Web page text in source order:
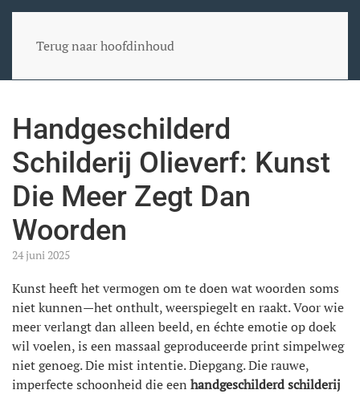
Terug naar hoofdinhoud
Handgeschilderd
Schilderij Olieverf: Kunst
Die Meer Zegt Dan
Woorden
24 juni 2025
Kunst heeft het vermogen om te doen wat woorden soms
niet kunnen—het onthult, weerspiegelt en raakt. Voor wie
meer verlangt dan alleen beeld, en échte emotie op doek
wil voelen, is een massaal geproduceerde print simpelweg
niet genoeg. Die mist intentie. Diepgang. Die rauwe,
imperfecte schoonheid die een handgeschilderd schilderij